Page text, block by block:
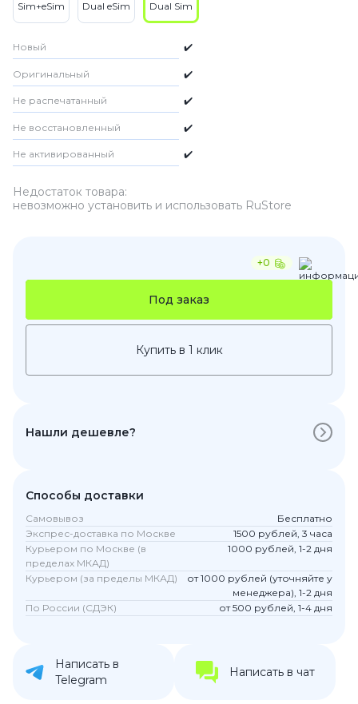
Sim+eSim Dual eSim Dual Sim
Новый ✔️
Оригинальный ✔️
Не распечатанный ✔️
Не восстановленный ✔️
Не активированный ✔️
Недостаток товара:
невозможно установить и использовать RuStore
+0
Под заказ
Купить в 1 клик
Нашли дешевле?
Способы доставки
Самовывоз
Бесплатно
Экспрес-доставка по Москве
1500 рублей, 3 часа
Курьером по Москве (в
пределах МКАД)
1000 рублей, 1-2 дня
Курьером (за пределы МКАД)
от 1000 рублей (уточняйте у
менеджера), 1-2 дня
По России (СДЭК)
от 500 рублей, 1-4 дня
Написать в
Telegram
Написать в чат